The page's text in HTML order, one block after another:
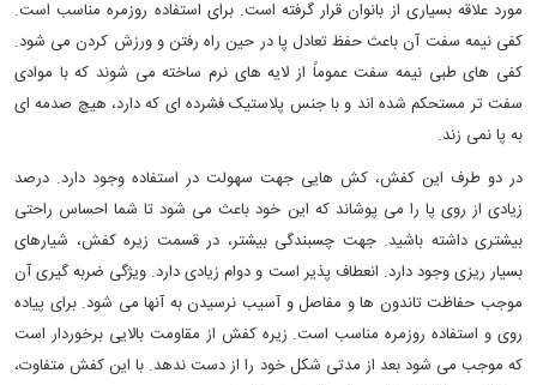
مورد علاقه بسیاری از بانوان قرار گرفته است. برای استفاده روزمره مناسب است.
کفی نیمه سفت آن باعث حفظ تعادل پا در حین راه رفتن و ورزش کردن می شود.
کفی های طبی نیمه سفت عموماً از لایه های نرم ساخته می شوند که با موادی
سفت تر مستحکم شده اند و با جنس پلاستیک فشرده ای که دارد، هیچ صدمه ای
به پا نمی زند.
در دو طرف این کفش، کش هایی جهت سهولت در استفاده وجود دارد. درصد
زیادی از روی پا را می پوشاند که این خود باعث می شود تا شما احساس راحتی
بیشتری داشته باشید. جهت چسبندگی بیشتر، در قسمت زیره کفش، شیارهای
بسیار ریزی وجود دارد. انعطاف پذیر است و دوام زیادی دارد. ویژگی ضربه گیری آن
موجب حفاظت تاندون ها و مفاصل و آسیب نرسیدن به آنها می شود. برای پیاده
روی و استفاده روزمره مناسب است. زیره کفش از مقاومت بالایی برخوردار است
که موجب می شود بعد از مدتی شکل خود را از دست ندهد. با این کفش متفاوت،